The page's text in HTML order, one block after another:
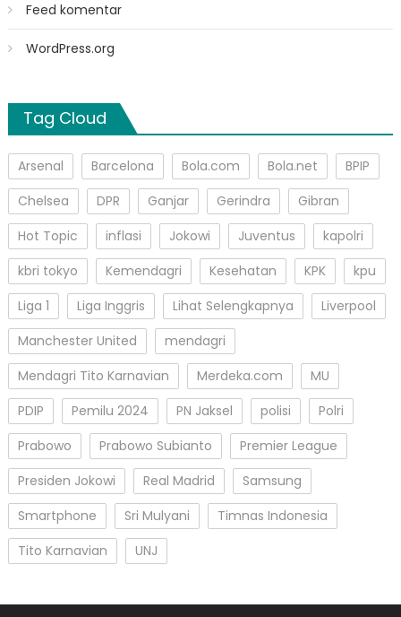
Feed komentar
WordPress.org
Tag Cloud
Arsenal Barcelona Bola.com Bola.net
BPIP
Chelsea
DPR Ganjar Gerindra
Gibran
Hot Topic
inflasi Jokowi Juventus
kapolri
kbri tokyo
Kemendagri Kesehatan KPK
kpu
Liga 1
Liga Inggris Lihat Selengkapnya
Liverpool
Manchester United
mendagri
Mendagri Tito Karnavian
Merdeka.com
MU
PDIP
Pemilu 2024 PN Jaksel polisi
Polri
Prabowo
Prabowo Subianto
Premier League
Presiden Jokowi
Real Madrid
Samsung
Smartphone
Sri Mulyani
Timnas Indonesia
Tito Karnavian
UNJ